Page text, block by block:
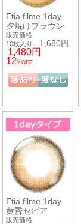
Etia.filme 1day
夕焼けブラウン
販売価格
10枚入り： 1,680円
1,480円
12%OFF
Etia.filme 1day
黄昏セピア
販売価格